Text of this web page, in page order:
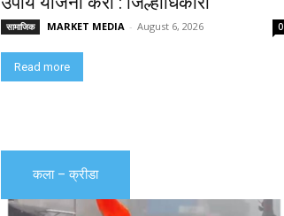
सामाजिक MARKET MEDIA - August 6, 2026 0
Read more
कला – क्रीडा